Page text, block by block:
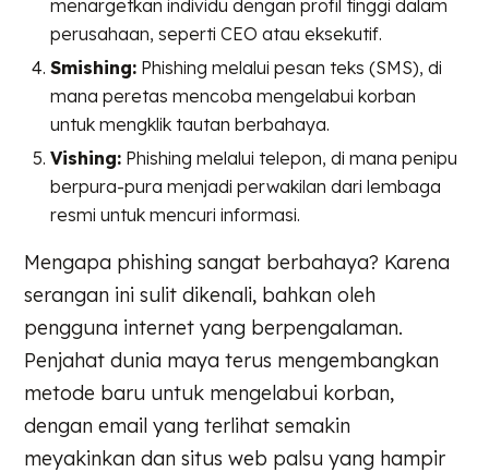
menargetkan individu dengan profil tinggi dalam
perusahaan, seperti CEO atau eksekutif.
Smishing: Phishing melalui pesan teks (SMS), di
mana peretas mencoba mengelabui korban
untuk mengklik tautan berbahaya.
Vishing: Phishing melalui telepon, di mana penipu
berpura-pura menjadi perwakilan dari lembaga
resmi untuk mencuri informasi.
Mengapa phishing sangat berbahaya? Karena
serangan ini sulit dikenali, bahkan oleh
pengguna internet yang berpengalaman.
Penjahat dunia maya terus mengembangkan
metode baru untuk mengelabui korban,
dengan email yang terlihat semakin
meyakinkan dan situs web palsu yang hampir